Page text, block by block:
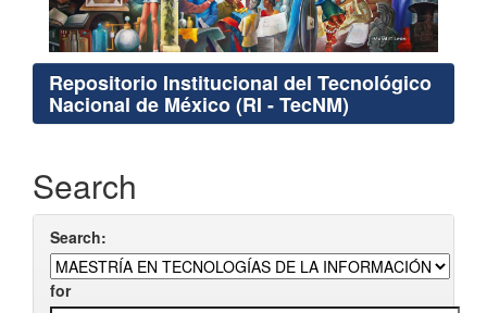
Repositorio Institucional del Tecnológico
Nacional de México (RI - TecNM)
Search
Search:
for